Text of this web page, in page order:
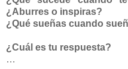
¿Aburres o inspiras?
¿Qué sueñas cuando
¿Cuál es tu respuesta?
…